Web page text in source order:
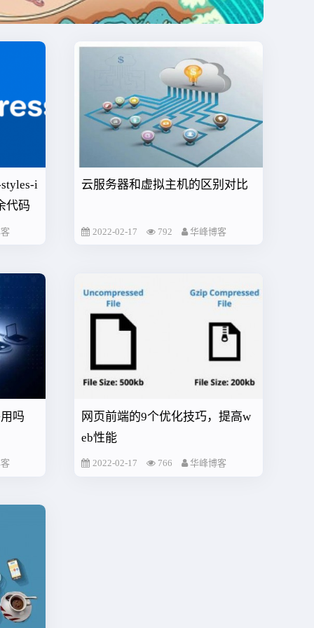
i
代码
云服务器和虚拟主机的区别对比
2022-02-17 792 华峰博客
吗
网页前端的9个优化技巧，提高w
eb性能
2022-02-17 766 华峰博客